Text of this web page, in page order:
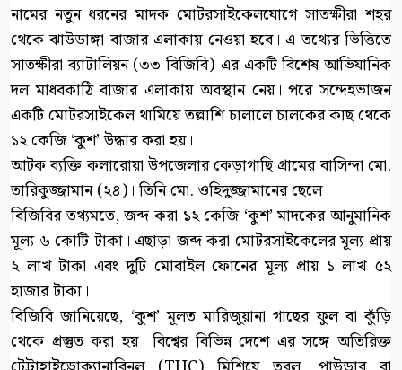
নামের নতুন ধরনের মাদক মোটরসাইকেলযোগে সাতক্ষীরা শহর
থেকে ঝাউডাঙ্গা বাজার এলাকায় নেওয়া হবে। এ তথ্যের ভিত্তিতে
সাতক্ষীরা ব্যাটালিয়ন (৩৩ বিজিবি)-এর একটি বিশেষ আভিযানিক
দল মাধবকাঠি বাজার এলাকায় অবস্থান নেয়। পরে সন্দেহভাজন
একটি মোটরসাইকেল থামিয়ে তল্লাশি চালালে চালকের কাছ থেকে
১২ কেজি ‘কুশ’ উদ্ধার করা হয়।
আটক ব্যক্তি কলারোয়া উপজেলার কেড়াগাছি গ্রামের বাসিন্দা মো.
তারিকুজ্জামান (২৪)। তিনি মো. ওহিদুজ্জামানের ছেলে।
বিজিবির তথ্যমতে, জব্দ করা ১২ কেজি ‘কুশ’ মাদকের আনুমানিক
মূল্য ৬ কোটি টাকা। এছাড়া জব্দ করা মোটরসাইকেলের মূল্য প্রায়
২ লাখ টাকা এবং দুটি মোবাইল ফোনের মূল্য প্রায় ১ লাখ ৫২
হাজার টাকা।
বিজিবি জানিয়েছে, ‘কুশ’ মূলত মারিজুয়ানা গাছের ফুল বা কুঁড়ি
থেকে প্রস্তুত করা হয়। বিশ্বের বিভিন্ন দেশে এর সঙ্গে অতিরিক্ত